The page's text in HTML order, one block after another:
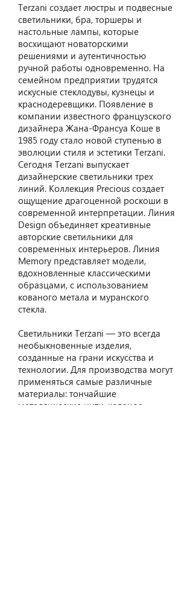
Terzani создает люстры и подвесные
светильники, бра, торшеры и
настольные лампы, которые
восхищают новаторскими
решениями и аутентичностью
ручной работы одновременно. На
семейном предприятии трудятся
искусные стеклодувы, кузнецы и
краснодеревщики. Появление в
компании известного французского
дизайнера Жана-Франсуа Коше в
1985 году стало новой ступенью в
эволюции стиля и эстетики Terzani.
Сегодня Terzani выпускает
дизайнерские светильники трех
линий. Коллекция Precious создает
ощущение драгоценной роскоши в
современной интерпретации. Линия
Design объединяет креативные
авторские светильники для
современных интерьеров. Линия
Memory представляет модели,
вдохновленные классическими
образцами, с использованием
кованого метала и муранского
стекла.
Светильники Terzani — это всегда
необыкновенные изделия,
созданные на грани искусства и
технологии. Для производства могут
применяться самые различные
материалы: тончайшие
металлические нити, кованое